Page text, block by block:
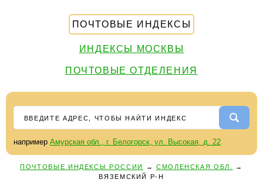
ПОЧТОВЫЕ ИНДЕКСЫ
ИНДЕКСЫ МОСКВЫ
ПОЧТОВЫЕ ОТДЕЛЕНИЯ
например Амурская обл., г. Белогорск, ул. Высокая, д. 22
ПОЧТОВЫЕ ИНДЕКСЫ РОССИИ → СМОЛЕНСКАЯ ОБЛ.
→
ВЯЗЕМСКИЙ Р-Н